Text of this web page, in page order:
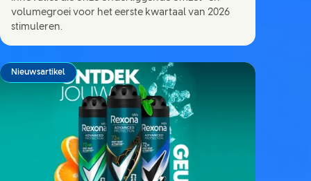
volumegroei voor het eerste kwartaal van 2026
stimuleren.
Nieuwsartikel